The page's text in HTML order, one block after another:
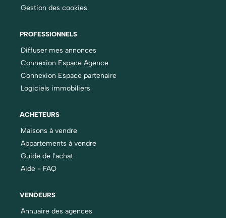
Gestion des cookies
PROFESSIONNELS
Diffuser mes annonces
Connexion Espace Agence
Connexion Espace partenaire
Logiciels immobiliers
ACHETEURS
Maisons à vendre
Appartements à vendre
Guide de l'achat
Aide - FAQ
VENDEURS
Annuaire des agences